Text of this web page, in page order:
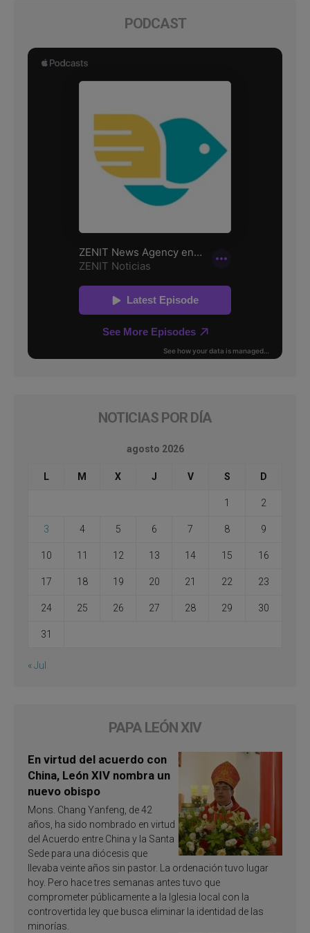
PODCAST
NOTICIAS POR DÍA
agosto 2026
L M X J V S D
1 2
3 4 5 6 7 8 9
10 11 12 13 14 15 16
17 18 19 20 21 22 23
24 25 26 27 28 29 30
31
« Jul
PAPA LEÓN XIV
En virtud del acuerdo con
China, León XIV nombra un
nuevo obispo
Mons. Chang Yanfeng, de 42
años, ha sido nombrado en virtud
del Acuerdo entre China y la Santa
Sede para una diócesis que
llevaba veinte años sin pastor. La ordenación tuvo lugar
hoy. Pero hace tres semanas antes tuvo que
comprometer públicamente a la Iglesia local con la
controvertida ley que busca eliminar la identidad de las
minorías.